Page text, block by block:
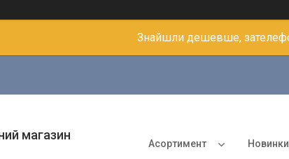
Знайшли дешевше,
магазин
Асортимент Новинки